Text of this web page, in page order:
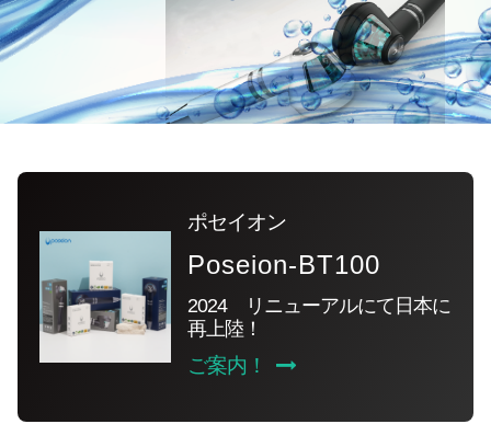
ポセイオン
Poseion-BT100
2024 リニューアルにて日本に
再上陸！
ご案内！